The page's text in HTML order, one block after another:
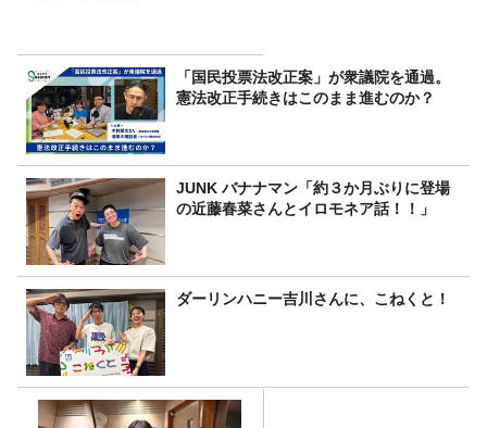
「国民投票法改正案」が衆議院を通過。
憲法改正手続きはこのまま進むのか？
JUNK バナナマン「約３か月ぶりに登場
の近藤春菜さんとイロモネア話！！」
ダーリンハニー吉川さんに、こねくと！